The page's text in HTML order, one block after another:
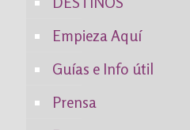
Empieza Aquí
Guías e Info útil
Prensa